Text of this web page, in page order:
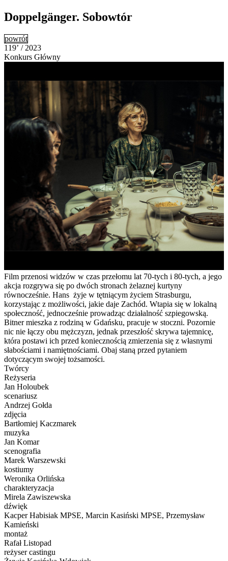
Doppelgänger. Sobowtór
powrót
119’ / 2023
Konkurs Główny
Film przenosi widzów w czas przełomu lat 70-tych i 80-tych, a jego
akcja rozgrywa się po dwóch stronach żelaznej kurtyny
równocześnie. Hans żyje w tętniącym życiem Strasburgu,
korzystając z możliwości, jakie daje Zachód. Wtapia się w lokalną
społeczność, jednocześnie prowadząc działalność szpiegowską.
Bitner mieszka z rodziną w Gdańsku, pracuje w stoczni. Pozornie
nic nie łączy obu mężczyzn, jednak przeszłość skrywa tajemnicę,
która postawi ich przed koniecznością zmierzenia się z własnymi
słabościami i namiętnościami. Obaj staną przed pytaniem
dotyczącym swojej tożsamości.
Twórcy
Reżyseria
Jan Holoubek
scenariusz
Andrzej Gołda
zdjęcia
Bartłomiej Kaczmarek
muzyka
Jan Komar
scenografia
Marek Warszewski
kostiumy
Weronika Orlińska
charakteryzacja
Mirela Zawiszewska
dźwięk
Kacper Habisiak MPSE, Marcin Kasiński MPSE, Przemysław
Kamieński
montaż
Rafał Listopad
reżyser castingu